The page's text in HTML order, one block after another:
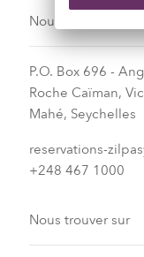
Nous contacter
P.O. Box 696 -
Roche Caïman,
Mahé, Seychelles
reservations-
+248 467 1000
Nous trouver sur